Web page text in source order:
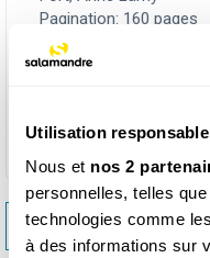
Utilisation
Nous et nos 2
personnelles, telles
technologies comme
à des informations sur
Pagination: 160 pages
Dimensions et poids:
Parution: août 2024
<< EXTRAORDINAIRES